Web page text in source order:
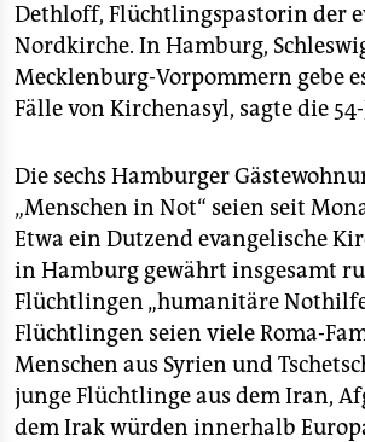
unterstützen
abo
genossenschaft
epaper login
Dethloff, Flüchtlingspastorin der
Nordkirche. In Hamburg,
Mecklenburg-Vorpommern gebe
Fälle von Kirchenasyl, sagte die
Die sechs Hamburger
„Menschen in Not“ seien seit
Etwa ein Dutzend evangelische
in Hamburg gewährt insgesamt
Flüchtlingen „humanitäre
Flüchtlingen seien viele Roma-
Menschen aus Syrien und
junge Flüchtlinge aus dem Iran,
dem Irak würden innerhalb